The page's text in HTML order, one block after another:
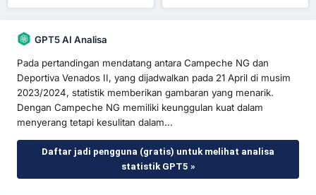
GPT5 AI Analisa
Pada pertandingan mendatang antara Campeche NG dan
Deportiva Venados II, yang dijadwalkan pada 21 April di musim
2023/2024, statistik memberikan gambaran yang menarik.
Dengan Campeche NG memiliki keunggulan kuat dalam
menyerang tetapi kesulitan dalam...
Daftar jadi pengguna (gratis) untuk melihat analisa
statistik GPT5 »